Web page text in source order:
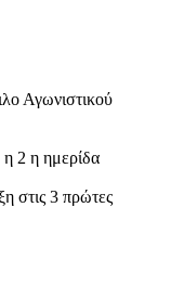
Αγωνιστικού
2 η ημερίδα
στις 3 πρώτες